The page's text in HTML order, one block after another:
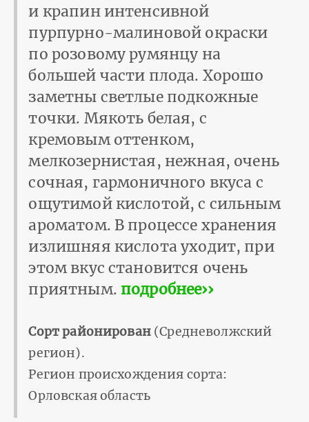
и крапин интенсивной
пурпурно-малиновой окраски
по розовому румянцу на
большей части плода. Хорошо
заметны светлые подкожные
точки. Мякоть белая, с
кремовым оттенком,
мелкозернистая, нежная, очень
сочная, гармоничного вкуса с
ощутимой кислотой, с сильным
ароматом. В процессе хранения
излишняя кислота уходит, при
этом вкус становится очень
приятным. подробнее››
Сорт районирован(Средневолжский
регион).
Регион происхождения сорта:
Орловская область